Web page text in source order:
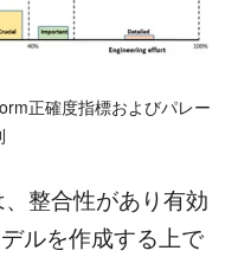
正確度指標およびパレー
整合性があり有効
ルを作成する上で